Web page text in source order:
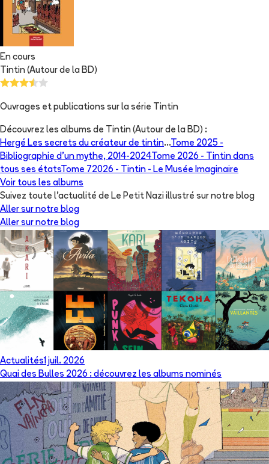
En cours
Tintin (Autour de la BD)
Ouvrages et publications sur la série Tintin
Découvrez les albums de Tintin (Autour de la BD) :
Hergé Les secrets du créateur de tintin...Tome 2025 -
Bibliographie d’un mythe, 2014-2024 Tome 2026 -
Tintin dans
tous ses étatsTome 72026 -
Tintin - Le Musée Imaginaire
Voir tous les albums
Suivez toute l'actualité de Le Petit Nazi illustré sur notre blog
Aller sur notre blog
Aller sur notre blog
Actualités1 juil. 2026
Quai des Bulles 2026 : découvrez les albums nominés